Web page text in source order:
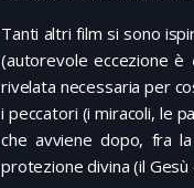
Tanti altri film si sono
(autorevole eccezione è
rivelata necessaria per
i peccatori (i miracoli, le
che avviene dopo, fra
protezione divina (il